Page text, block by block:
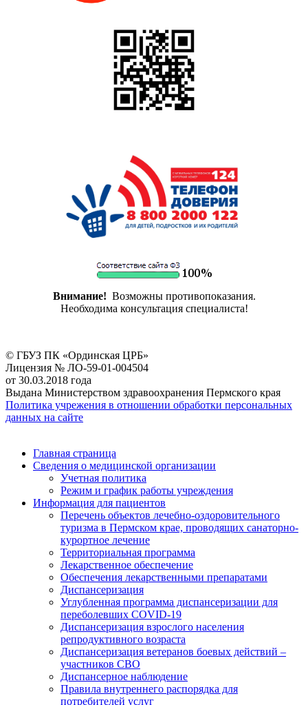
Внимание! Возможны противопоказания.
Необходима консультация специалиста!
© ГБУЗ ПК «Ординская ЦРБ»
Лицензия № ЛО-59-01-004504
от 30.03.2018 года
Выдана Министерством здравоохранения Пермского края
Политика учрежения в отношении обработки персональных
данных на сайте
Главная страница
Сведения о медицинской организации
Учетная политика
Режим и график работы учреждения
Информация для пациентов
Перечень объектов лечебно-оздоровительного
туризма в Пермском крае, проводящих санаторно-
курортное лечение
Территориальная программа
Лекарственное обеспечение
Обеспечения лекарственными препаратами
Диспансеризация
Углубленная программа диспансеризации для
переболевших COVID-19
Диспансеризация взрослого населения
репродуктивного возраста
Диспансеризация ветеранов боевых действий –
участников СВО
Диспансерное наблюдение
Правила внутреннего распорядка для
потребителей услуг